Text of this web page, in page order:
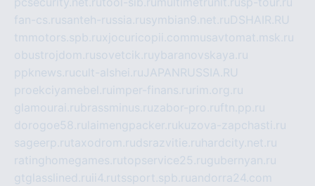
fan-cs.rusanteh-russia.rusymbian9.net.ruDSHAIR.RU
tmmotors.spb.ruxjocuricopii.com musavtomat.msk.ru
obustrojdom.rusovetcik.ruybaranovskaya.ru
ppknews.rucult-alshei.ruJAPANRUSSIA.RU
proekciyamebel.ru imper-finans.ru rim.org.ru
glamourai.rubrassminus.ruzabor-pro.ruftn.pp.ru
dorogoe58.ru laimengpacker.rukuzova-zapchasti.ru
sageerp.rutaxodrom.rudsrazvitie.ru hardcity.net.ru
ratinghomegames.rutopservice25.rugubernyan.ru
gtglasslined.ru ii4.rutssport.spb.ruandorra24.com